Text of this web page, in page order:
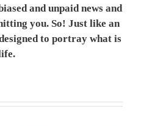
and unpaid news and
you. So! Just like an
to portray what is